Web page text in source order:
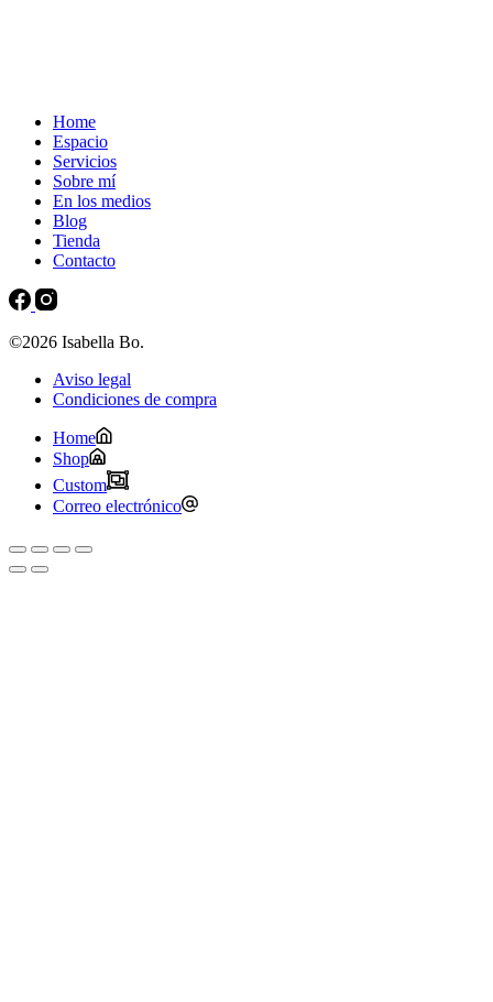
Home
Espacio
Servicios
Sobre mí
En los medios
Blog
Tienda
Contacto
©2026 Isabella Bo.
Aviso legal
Condiciones de compra
Home
Shop
Custom
Correo electrónico